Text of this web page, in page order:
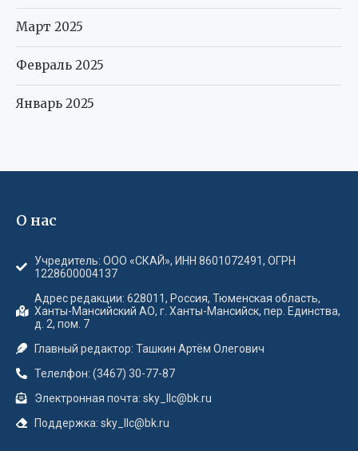
Март 2025
Февраль 2025
Январь 2025
О нас
Учредитель: ООО «СКАЙ», ИНН 8601072491, ОГРН
1228600004137
Адрес редакции: 628011, Россия, Тюменская область,
Ханты-Мансийский АО, г. Ханты-Мансийск, пер. Единства,
д. 2, пом. 7
Главный редактор: Ташкин Артём Олегович
Телелфон: (3467) 30-77-87
Электронная почта: sky_llc@bk.ru
Поддержка: sky_llc@bk.ru